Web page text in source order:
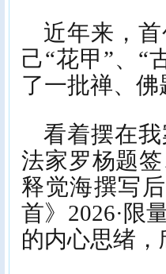
近年来，
己“花甲”、“
了一批禅、
看着摆在
法家罗杨题
释觉海撰写
首》2026·限
的内心思绪